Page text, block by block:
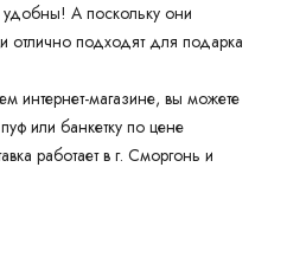
А поскольку они
отлично подходят для подарка
интернет-магазине, вы можете
или банкетку по цене
работает в г. Сморгонь и